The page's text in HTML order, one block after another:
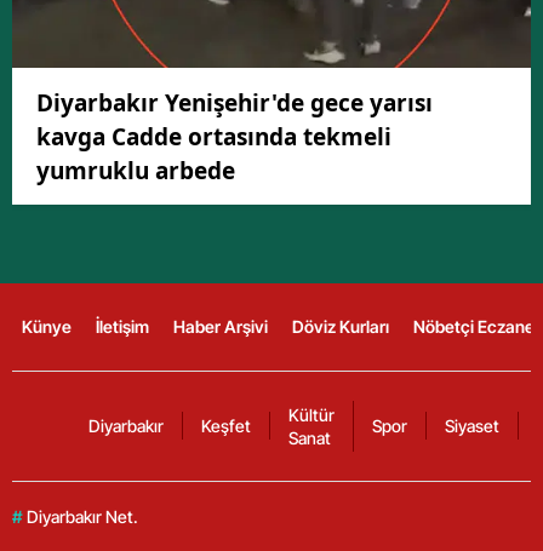
Diyarbakır Yenişehir'de gece yarısı
kavga Cadde ortasında tekmeli
yumruklu arbede
Künye İletişim Haber Arşivi Döviz Kurları Nöbetçi
Diyarbakır Keşfet
Kültür
Sanat
Spor Siyaset
# Diyarbakır Net.